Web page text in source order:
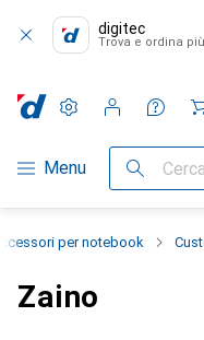
digitec
Trova e ordina
Categoria Navigazione
Menu Cerca
Impostazioni
Conto cliente
Liste di confronto
Liste dei desideri
Carrello
per notebook
Zaino